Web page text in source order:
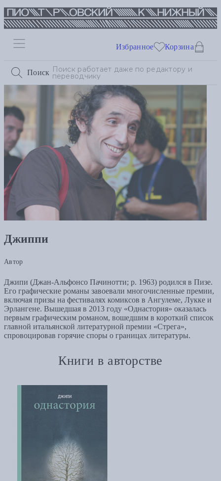
Поиск
Избранное Корзина
Джиппи
Автор
Джипи (Джан-Альфонсо Пачинотти; р. 1963) родился в Пизе.
Его графические романы завоевали многочисленные премии,
включая призы на фестивалях комиксов в Ангулеме, Лукке и
Эрлангене. Вышедшая в 2013 году «Однастория» оказалась
первым графическим романом, вошедшим в короткий список
главной итальянской литературной премии «Стрега»,
спровоцировав горячие споры о границах литературы.
Книги в авторстве